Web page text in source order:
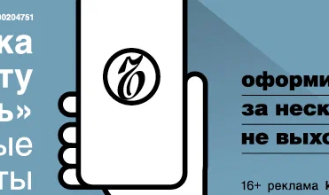
Реклама в «Ъ» www.kommersant.ru/ad